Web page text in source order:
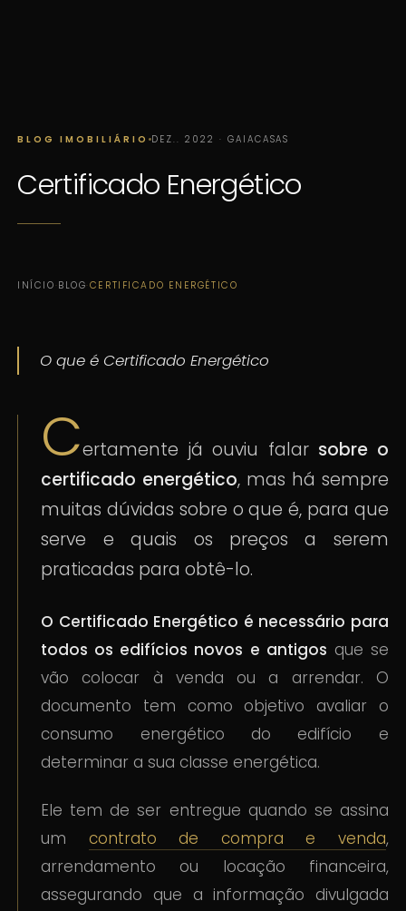
BLOG IMOBILIÁRIO DEZ.. 2022 · GAIACASAS
Certificado Energético
INÍCIO·BLOG·CERTIFICADO ENERGÉTICO
O que é Certificado Energético
Certamente já ouviu falar sobre o
certificado energético, mas há sempre
muitas dúvidas sobre o que é, para que
serve e quais os preços a serem
praticadas para obtê-lo.
O Certificado Energético é necessário para
todos os edifícios novos e antigos que se
vão colocar à venda ou a arrendar. O
documento tem como objetivo avaliar o
consumo energético do edifício e
determinar a sua classe energética.
Ele tem de ser entregue quando se assina
um contrato de compra e venda,
arrendamento ou locação financeira,
assegurando que a informação divulgada